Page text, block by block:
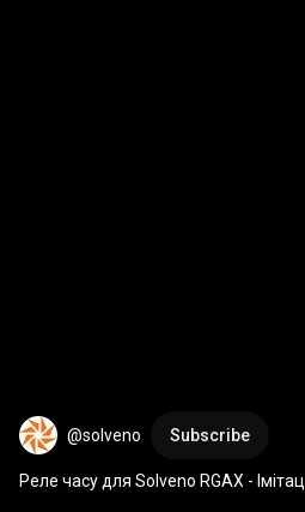
@solveno Subscribe
Реле часу для Solveno RGAX -